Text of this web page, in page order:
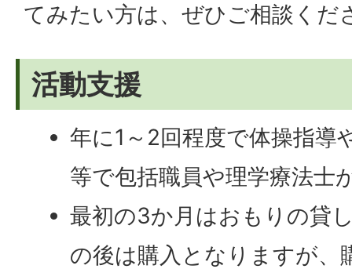
てみたい方は、ぜひご相談くだ
活動支援
年に1～2回程度で体操指導
等で包括職員や理学療法士
最初の3か月はおもりの貸
の後は購入となりますが、